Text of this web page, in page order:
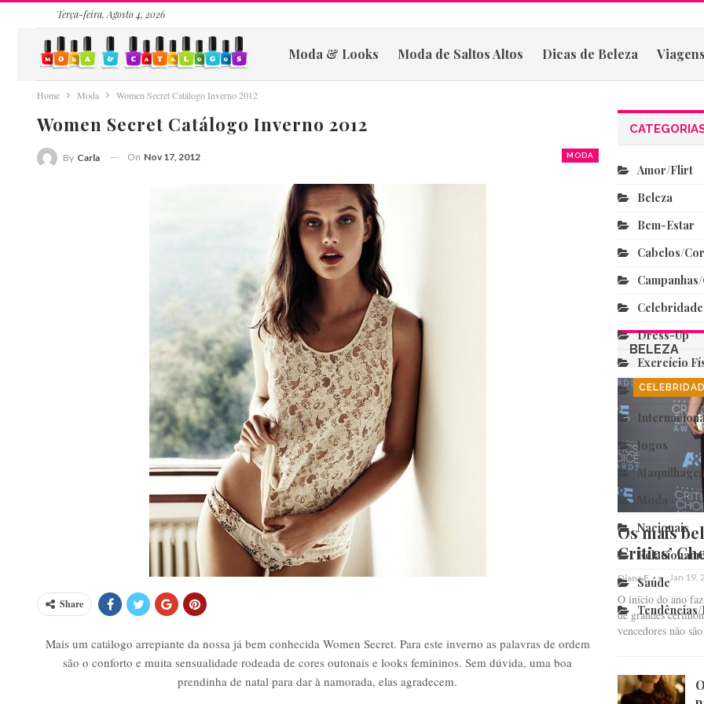
Terça-feira, Agosto 4, 2026
Moda & Looks Moda de Saltos Altos Dicas de Beleza
Home Moda Women Secret Catálogo Inverno 2012
Women Secret Catálogo Inverno 2012
MODA
By Carla On Nov 17, 2012
Share
Mais um catálogo arrepiante da nossa já bem conhecida Women Secret. Para este inverno as palavras de ordem
são o conforto e muita sensualidade rodeada de cores outonais e looks femininos. Sem dúvida, uma boa
prendinha de natal para dar à namorada, elas agradecem.
BELEZA
Os mais
Critics’
Diana F. Jan 19,
O início do ano
de grandes
vencedores não
Amor/flirt
Beleza
Bem-Estar
Cabelos/
Dress-Up
Exercício
Fim
Jogos
Moda
Nacionais
Saúde